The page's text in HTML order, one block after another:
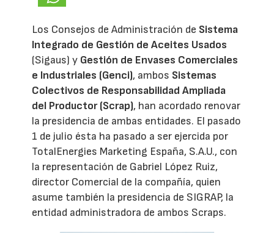
Los Consejos de Administración de Sistema
Integrado de Gestión de Aceites Usados
(Sigaus) y Gestión de Envases Comerciales
e Industriales (Genci), ambos Sistemas
Colectivos de Responsabilidad Ampliada
del Productor (Scrap), han acordado renovar
la presidencia de ambas entidades. El pasado
1 de julio ésta ha pasado a ser ejercida por
TotalEnergies Marketing España, S.A.U., con
la representación de Gabriel López Ruiz,
director Comercial de la compañía, quien
asume también la presidencia de SIGRAP, la
entidad administradora de ambos Scraps.